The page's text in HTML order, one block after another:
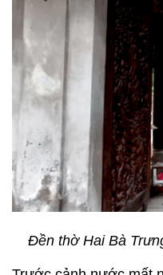
Đền thờ Hai Bà